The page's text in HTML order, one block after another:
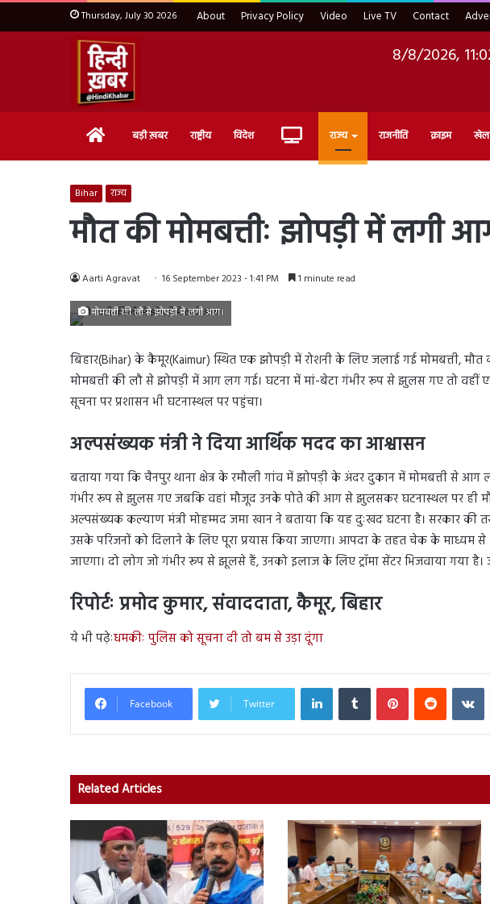
Thursday, July 30 2026 About Privacy Policy Video Live TV Contact
8/8/2026,
Home बड़ी ख़बर राष्ट्रीय विदेश Live राज्य राजनीति क्राइम खेल
Bihar राज्य
मौत की मोमबत्तीः झोपड़ी में
Aarti Agravat 16 September 2023 - 1:41 PM 1 minute read
मोमबत्ती की लौ से झोपड़ी में लगी आग।
बिहार(Bihar) के कैमूर(Kaimur) स्थित एक झोपड़ी में रोशनी के लिए जलाई गई मोमबत्ती, मौत
मोमबत्ती की लौ से झोपड़ी में आग लग गई। घटना में मां-बेटा गंभीर रूप से झुलस गए तो
सूचना पर प्रशासन भी घटनास्थल पर पहुंचा।
अल्पसंख्यक मंत्री ने दिया आर्थिक मदद का आश्वासन
बताया गया कि चैनपुर थाना क्षेत्र के रमौली गांव में झोपड़ी के अंदर दुकान में मोमबत्ती से
गंभीर रूप से झुलस गए जबकि वहां मौजूद उनके पोते की आग से झुलसकर घटनास्थल पर ही
अल्पसंख्यक कल्याण मंत्री मोहम्मद जमा खान ने बताया कि यह दुःखद घटना है। सरकार
उसके परिजनों को दिलाने के लिए पूरा प्रयास किया जाएगा। आपदा के तहत चेक के माध्यम
जाएगा। दो लोग जो गंभीर रूप से झूलसे हैं, उनको इलाज के लिए ट्रॉमा सेंटर भिजवाया गया
रिपोर्टः प्रमोद कुमार, संवाददाता, कैमूर, बिहार
ये भी पढ़ेःधमकीः पुलिस को सूचना दी तो बम से उड़ा दूंगा
Facebook Twitter
LinkedInTumblr PinterestReddit
Related Articles